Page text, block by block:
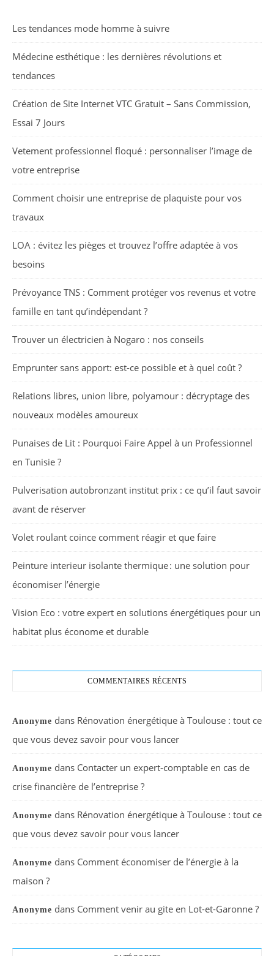
Les tendances mode homme à suivre
Médecine esthétique : les dernières révolutions et
tendances
Création de Site Internet VTC Gratuit – Sans Commission,
Essai 7 Jours
Vetement professionnel floqué : personnaliser l’image de
votre entreprise
Comment choisir une entreprise de plaquiste pour vos
travaux
LOA : évitez les pièges et trouvez l’offre adaptée à vos
besoins
Prévoyance TNS : Comment protéger vos revenus et votre
famille en tant qu’indépendant ?
Trouver un électricien à Nogaro : nos conseils
Emprunter sans apport: est-ce possible et à quel coût ?
Relations libres, union libre, polyamour : décryptage des
nouveaux modèles amoureux
Punaises de Lit : Pourquoi Faire Appel à un Professionnel
en Tunisie ?
Pulverisation autobronzant institut prix : ce qu’il faut savoir
avant de réserver
Volet roulant coince comment réagir et que faire
Peinture interieur isolante thermique : une solution pour
économiser l’énergie
Vision Eco : votre expert en solutions énergétiques pour un
habitat plus économe et durable
COMMENTAIRES RÉCENTS
Anonyme dans Rénovation énergétique à Toulouse : tout ce
que vous devez savoir pour vous lancer
Anonyme dans Contacter un expert-comptable en cas de
crise financière de l’entreprise ?
Anonyme dans Rénovation énergétique à Toulouse : tout ce
que vous devez savoir pour vous lancer
Anonyme dans Comment économiser de l’énergie à la
maison ?
Anonyme dans Comment venir au gite en Lot-et-Garonne ?